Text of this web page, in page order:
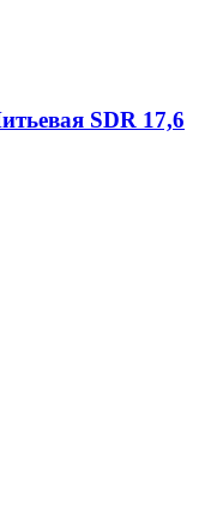
SDR 17,6